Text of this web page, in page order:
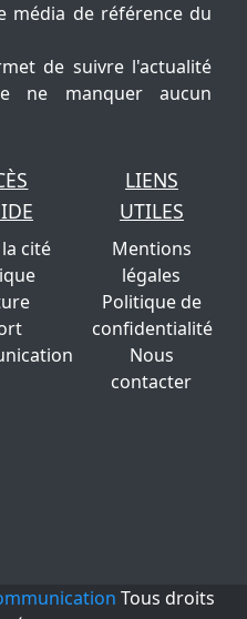
média de référence du
de suivre l'actualité
ne manquer aucun
cité
LIENS
UTILES
Mentions
légales
Politique de
confidentialité
Nous
contacter
Tous droits